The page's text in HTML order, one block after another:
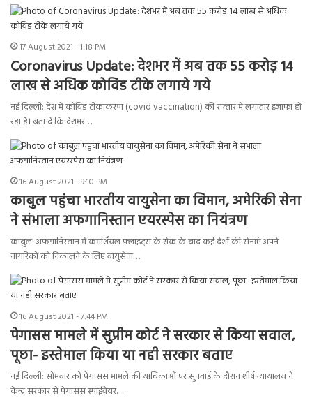
17 August 2021 - 1:18 PM
Coronavirus Update: देशभर में अब तक 55 करोड़ 14
लाख से अधिक कोविड टीके लगाये गये
नई दिल्ली: देश में कोविड टीकाकरण (covid vaccination) की रफ्तार में लगातार इजाफा हो
रहा है। बता दें कि देशभर…
16 August 2021 - 9:10 PM
काबुल पहुंचा भारतीय वायुसेना का विमान, अमेरिकी सेना
ने संभाला अफगानिस्तान एयरस्पेस का नियंत्रण
काबुल: अफगानिस्तान में कमर्शियल फ्लाइट्स के रोक के बाद कई देशों की सेनाएं अपने
नागरिकों को निकालने के लिए वायुसेना…
16 August 2021 - 7:44 PM
पेगासस मामले में सुप्रीम कोर्ट ने सरकार से किया सवाल,
पूछा- इस्तेमाल किया या नही सरकार बताए
नई दिल्ली: सोमवार को पेगासस मामले की याचिकाओं पर सुनवाई के दौरान शीर्ष न्यायालय ने
केंन्द्र सरकार से पेगासस स्पाईवेयर…